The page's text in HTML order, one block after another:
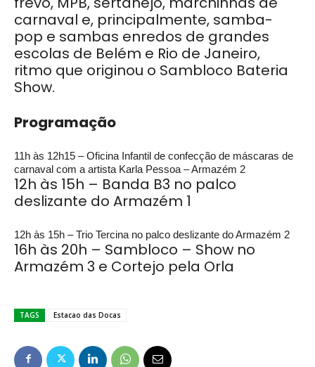
carnaval e, principalmente, samba-
pop e sambas enredos de grandes
escolas de Belém e Rio de Janeiro,
ritmo que originou o Sambloco Bateria
Show.
Programação
11h às 12h15 – Oficina Infantil de confecção de máscaras de
carnaval com a artista Karla Pessoa – Armazém 2
12h às 15h – Banda B3 no palco
deslizante do Armazém 1
12h às 15h – Trio Tercina no palco deslizante do Armazém 2
16h às 20h – Sambloco – Show no
Armazém 3 e Cortejo pela Orla
TAGS Estacao das Docas